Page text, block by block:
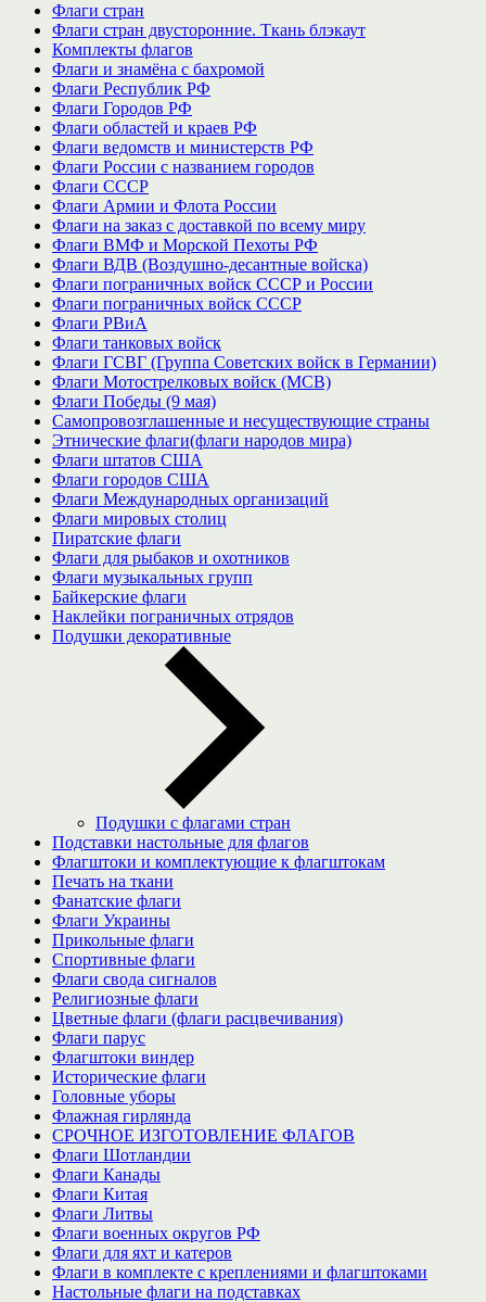
Флаги стран
Флаги стран двусторонние. Ткань блэкаут
Комплекты флагов
Флаги и знамёна с бахромой
Флаги Республик РФ
Флаги Городов РФ
Флаги областей и краев РФ
Флаги ведомств и министерств РФ
Флаги России с названием городов
Флаги СССР
Флаги Армии и Флота России
Флаги на заказ с доставкой по всему миру
Флаги ВМФ и Морской Пехоты РФ
Флаги ВДВ (Воздушно-десантные войска)
Флаги пограничных войск СССР и России
Флаги пограничных войск СССР
Флаги РВиА
Флаги танковых войск
Флаги ГСВГ (Группа Советских войск в Германии)
Флаги Мотострелковых войск (МСВ)
Флаги Победы (9 мая)
Самопровозглашенные и несуществующие страны
Этнические флаги(флаги народов мира)
Флаги штатов США
Флаги городов США
Флаги Международных организаций
Флаги мировых столиц
Пиратские флаги
Флаги для рыбаков и охотников
Флаги музыкальных групп
Байкерские флаги
Наклейки пограничных отрядов
Подушки декоративные
Подушки с флагами стран
Подставки настольные для флагов
Флагштоки и комплектующие к флагштокам
Печать на ткани
Фанатские флаги
Флаги Украины
Прикольные флаги
Спортивные флаги
Флаги свода сигналов
Религиозные флаги
Цветные флаги (флаги расцвечивания)
Флаги парус
Флагштоки виндер
Исторические флаги
Головные уборы
Флажная гирлянда
СРОЧНОЕ ИЗГОТОВЛЕНИЕ ФЛАГОВ
Флаги Шотландии
Флаги Канады
Флаги Китая
Флаги Литвы
Флаги военных округов РФ
Флаги для яхт и катеров
Флаги в комплекте с креплениями и флагштоками
Настольные флаги на подставках